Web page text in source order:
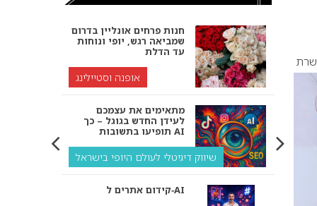
חנות פרחים אונליין בדרום
שמביאה רגש, יופי ונוחות
עד הדלת
אופנה וסטיילינג
מתאימים את עצמכם
לעידן החדש בגוגל – כך
תופיעו בתשובות AI
שיווק דיגיטלי לעולם היופי בישראל
קידום אתרים ל‑AI